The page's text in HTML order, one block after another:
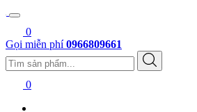
0
Gọi miễn phí 0966809661
0